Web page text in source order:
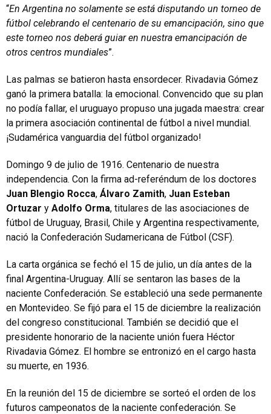
“En Argentina no solamente se está disputando un torneo de
fútbol celebrando el centenario de su emancipación, sino que
este torneo nos deberá guiar en nuestra emancipación de
otros centros mundiales”.
Las palmas se batieron hasta ensordecer. Rivadavia Gómez
ganó la primera batalla: la emocional. Convencido que su plan
no podía fallar, el uruguayo propuso una jugada maestra: crear
la primera asociación continental de fútbol a nivel mundial.
¡Sudamérica vanguardia del fútbol organizado!
Domingo 9 de julio de 1916. Centenario de nuestra
independencia. Con la firma ad-referéndum de los doctores
Juan Blengio Rocca, Álvaro Zamith, Juan Esteban
Ortuzar y Adolfo Orma, titulares de las asociaciones de
fútbol de Uruguay, Brasil, Chile y Argentina respectivamente,
nació la Confederación Sudamericana de Fútbol (CSF).
La carta orgánica se fechó el 15 de julio, un día antes de la
final Argentina-Uruguay. Allí se sentaron las bases de la
naciente Confederación. Se estableció una sede permanente
en Montevideo. Se fijó para el 15 de diciembre la realización
del congreso constitucional. También se decidió que el
presidente honorario de la naciente unión fuera Héctor
Rivadavia Gómez. El hombre se entronizó en el cargo hasta
su muerte, en 1936.
En la reunión del 15 de diciembre se sorteó el orden de los
futuros campeonatos de la naciente confederación. Se